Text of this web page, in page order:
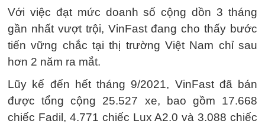
Với việc đạt mức doanh số cộng dồn 3 tháng
gần nhất vượt trội, VinFast đang cho thấy bước
tiến vững chắc tại thị trường Việt Nam chỉ sau
hơn 2 năm ra mắt.
Lũy kế đến hết tháng 9/2021, VinFast đã bán
được tổng cộng 25.527 xe, bao gồm 17.668
chiếc Fadil, 4.771 chiếc Lux A2.0 và 3.088 chiếc